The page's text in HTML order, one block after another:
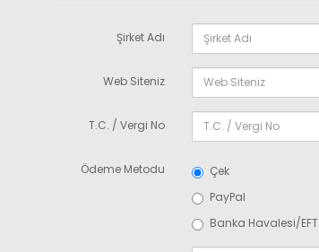
Şirket Adı
Web Siteniz
T.C. / Vergi No
Ödeme Metodu
Çek
PayPal
Banka Havalesi/EFT